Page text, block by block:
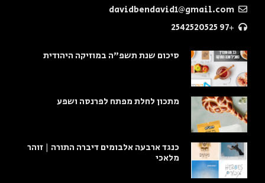
+97 2542520525
סיכום שנת תשפ"ה במוזיקה היהודית
מתכון לחלת מפתח לפרנסה ושפע
כנגד ארבעה אלבומים דיברה התורה | זוהר
מלאכי